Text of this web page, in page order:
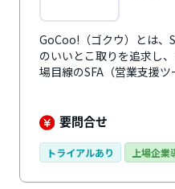
GoCoo!（ゴクウ）とは
のいいとこ取りを追求し
場目線のSFA（営業支援
に、見える箇所をそのま
移も最小限で入力しやす
マイズ性を持っているの
せます。さらに、導入後
要問合せ
トライアルあり 上場企業